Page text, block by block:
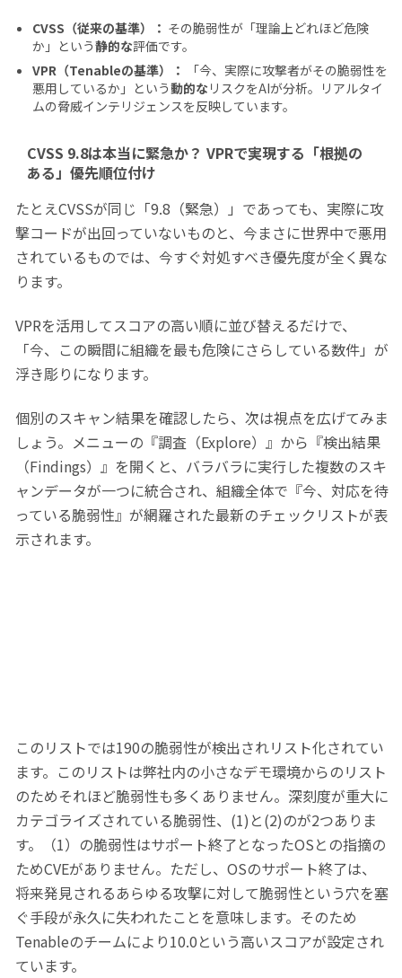
CVSS（従来の基準）： その脆弱性が「理論上どれほど危険
か」という静的な評価です。
VPR（Tenableの基準）：
「今、実際に攻撃者がその脆弱性を
悪用しているか」という動的な リスクをAIが分析。リアルタイ
ムの脅威インテリジェンスを反映しています。
CVSS 9.8は本当に緊急か？ VPRで実現する「根拠の
ある」優先順位付け
たとえCVSSが同じ「9.8（緊急）」であっても、実際に攻
撃コードが出回っていないものと、今まさに世界中で悪用
されているものでは、今すぐ対処すべき優先度が全く異な
ります。
VPRを活用してスコアの高い順に並び替えるだけで、
「今、この瞬間に組織を最も危険にさらしている数件」が
浮き彫りになります。
個別のスキャン結果を確認したら、次は視点を広げてみま
しょう。メニューの『調査（Explore）』から『検出結果
（Findings）』を開くと、バラバラに実行した複数のスキ
ャンデータが一つに統合され、組織全体で『今、対応を待
っている脆弱性』が網羅された最新のチェックリストが表
示されます。
このリストでは190の脆弱性が検出されリスト化されてい
ます。このリストは弊社内の小さなデモ環境からのリスト
のためそれほど脆弱性も多くありません。深刻度が重大に
カテゴライズされている脆弱性、(1)と(2)のが2つありま
す。（1）の脆弱性はサポート終了となったOSとの指摘の
ためCVEがありません。ただし、OSのサポート終了は、
将来発見されるあらゆる攻撃に対して脆弱性という穴を塞
ぐ手段が永久に失われたことを意味します。そのため
Tenableのチームにより10.0という高いスコアが設定され
ています。